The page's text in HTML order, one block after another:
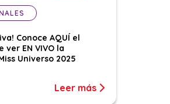
Conoce AQUÍ el
EN VIVO la
Universo 2025
Leer más